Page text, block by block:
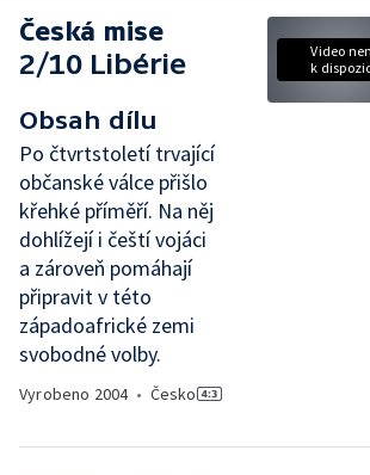
Česká mise
2/10 Libérie
Obsah dílu
Po čtvrtstoletí trvající
občanské válce přišlo
křehké příměří. Na něj
dohlížejí i čeští vojáci
a zároveň pomáhají
připravit v této
západoafrické zemi
svobodné volby.
Vyrobeno 2004• Česko
Video
k